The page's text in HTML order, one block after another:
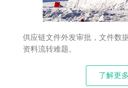
供应链文件外发审批，文件数
资料流转难题。
了解更多